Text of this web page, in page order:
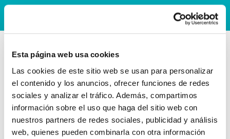
Esta página web usa cookies
Las cookies de este sitio web se usan para personalizar
el contenido y los anuncios, ofrecer funciones de redes
sociales y analizar el tráfico. Además, compartimos
información sobre el uso que haga del sitio web con
nuestros partners de redes sociales, publicidad y análisis
web, quienes pueden combinarla con otra información